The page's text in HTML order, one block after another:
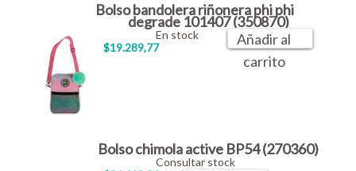
Bolso bandolera riñonera phi phi
degrade 101407 (350870)
$19.289,77
En stock
Añadir al
carrito
Bolso chimola active BP54 (270360)
Consultar stock